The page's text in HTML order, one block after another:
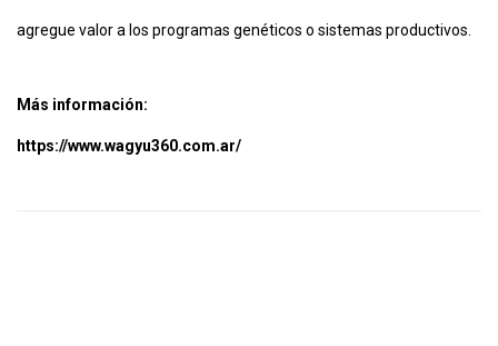
agregue valor a los programas genéticos o sistemas productivos.
Más información:
https://www.wagyu360.com.ar/